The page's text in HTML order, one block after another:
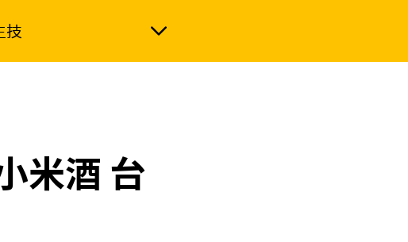
技
米酒 台